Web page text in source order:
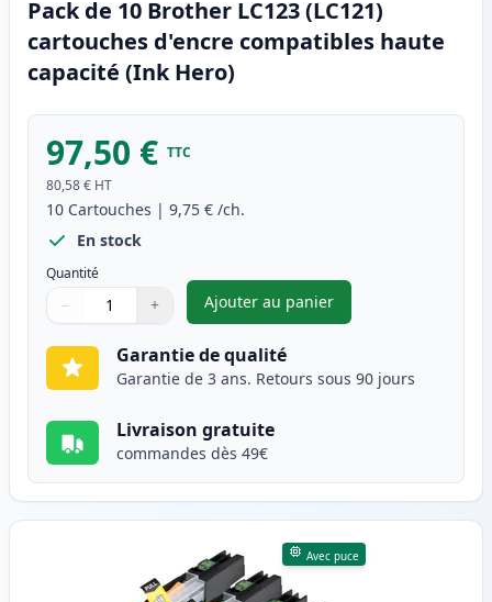
Pack de 10 Brother LC123 (LC121)
cartouches d'encre compatibles haute
capacité (Ink Hero)
97,50 € TTC
80,58 € HT
10 Cartouches | 9,75 € /ch.
En stock
Quantité
Quantité
Utilisez les boutons pour ajuster
− +
Quantité
Ajouter au panier
,Pack de 10 Brother LC123
Garantie de qualité
Garantie de 3 ans. Retours sous 90 jours
Livraison gratuite
commandes dès 49€
Avec puce